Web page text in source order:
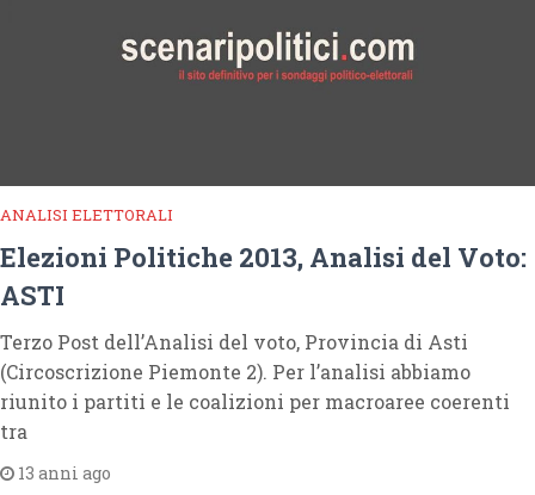
ANALISI ELETTORALI
Elezioni Politiche 2013, Analisi del Voto:
ASTI
Terzo Post dell’Analisi del voto, Provincia di Asti
(Circoscrizione Piemonte 2). Per l’analisi abbiamo
riunito i partiti e le coalizioni per macroaree coerenti
tra
13 anni ago